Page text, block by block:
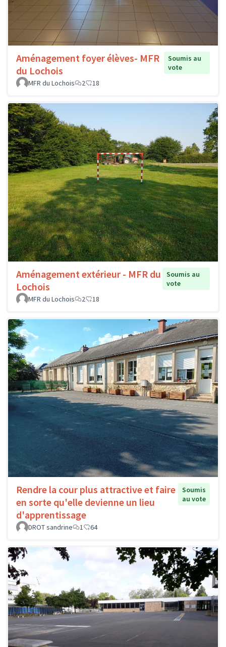
Aménagement foyer élèves- MFR
du Lochois
Soumis au
vote
MFR du Lochois
2 18
Aménagement extérieur - MFR du
Lochois
Soumis au
vote
MFR du Lochois
2 18
Rendre la cour plus attractive et faire
en sorte qu'elle devienne un lieu
d'apprentissage
Soumis
au vote
DROT sandrine 1 64